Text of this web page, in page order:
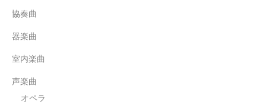
協奏曲
器楽曲
室内楽曲
声楽曲
オペラ